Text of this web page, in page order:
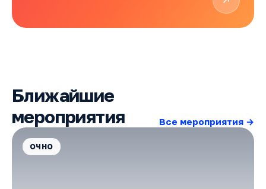
Ближайшие
мероприятия
Все мероприятия →
ОЧНО